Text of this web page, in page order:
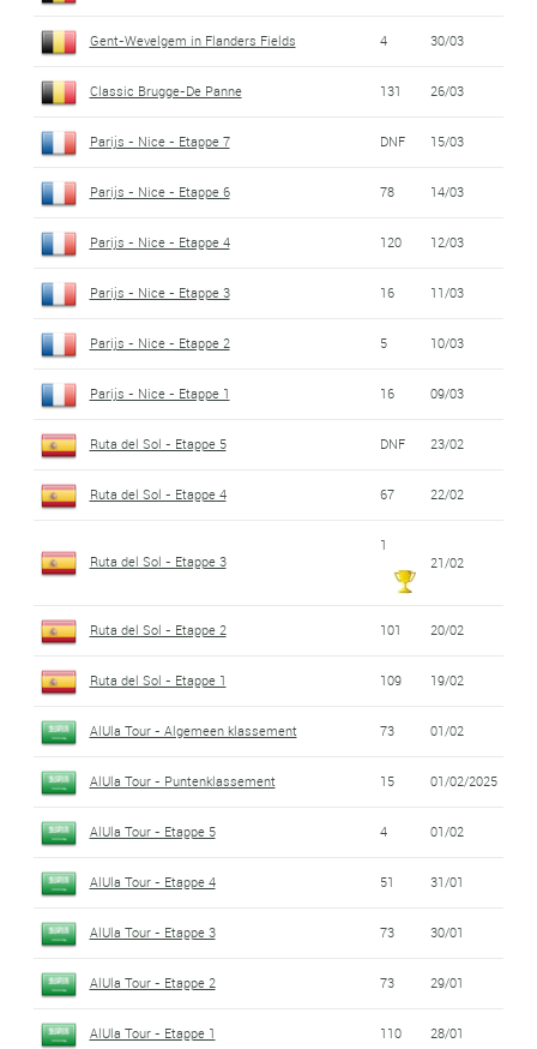
Gent-Wevelgem in Flanders Fields 4 30/03
Classic Brugge-De Panne 131 26/03
Parijs - Nice - Etappe 7 DNF 15/03
Parijs - Nice - Etappe 6 78 14/03
Parijs - Nice - Etappe 4 120 12/03
Parijs - Nice - Etappe 3 16 11/03
Parijs - Nice - Etappe 2 5 10/03
Parijs - Nice - Etappe 1 16 09/03
Ruta del Sol - Etappe 5 DNF 23/02
Ruta del Sol - Etappe 4 67 22/02
Ruta del Sol - Etappe 3
1
21/02
Ruta del Sol - Etappe 2 101 20/02
Ruta del Sol - Etappe 1 109 19/02
AlUla Tour - Algemeen klassement 73 01/02
AlUla Tour - Puntenklassement 15 01/02/2025
AlUla Tour - Etappe 5 4 01/02
AlUla Tour - Etappe 4 51 31/01
AlUla Tour - Etappe 3 73 30/01
AlUla Tour - Etappe 2 73 29/01
AlUla Tour - Etappe 1 110 28/01